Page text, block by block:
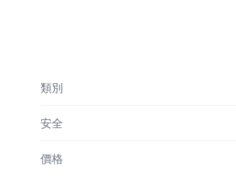
類別
安全
價格